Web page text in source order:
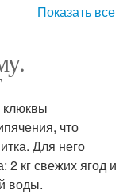
морс
Показать все
клюквы
что
Для него
2 кг свежих ягод и
воды.